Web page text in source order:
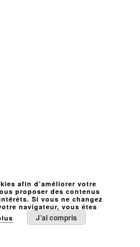
afin d’améliorer votre
proposer des contenus
Si vous ne changez
navigateur, vous êtes
J’ai compris